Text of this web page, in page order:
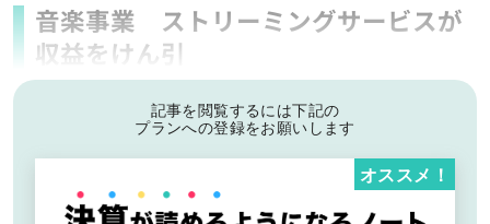
音楽事業 ストリーミングサービスが
収益をけん引
記事を閲覧するには下記の
プランへの登録をお願いします
オススメ！